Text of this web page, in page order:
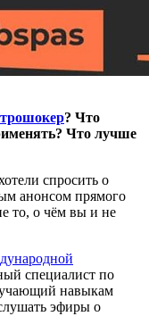
? Что
Что лучше
спросить о
анонсом прямого
то, о чём вы и не
специалист по
навыкам
эфиры о